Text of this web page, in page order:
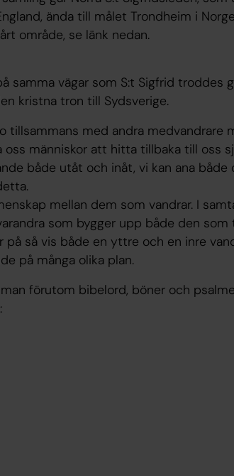
ända till målet Trondheim i
område, se länk nedan.
samma vägar som S:t Sigfrid troddes
kristna tron till Sydsverige.
med andra medvandrare
oss människor att hitta tillbaka till oss
både utåt och inåt, vi kan ana både
mellan dem som vandrar. I
som bygger upp både den som
på så vis både en yttre och en inre
på många olika plan.
förutom bibelord, böner och